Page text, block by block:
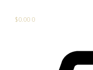
$0.00 0